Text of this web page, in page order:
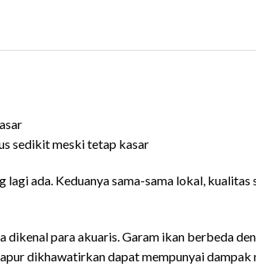
sedikit meski tetap kasar
ada. Keduanya sama-sama lokal,
para akuaris. Garam ikan berbeda
dikhawatirkan dapat mempunyai dampak